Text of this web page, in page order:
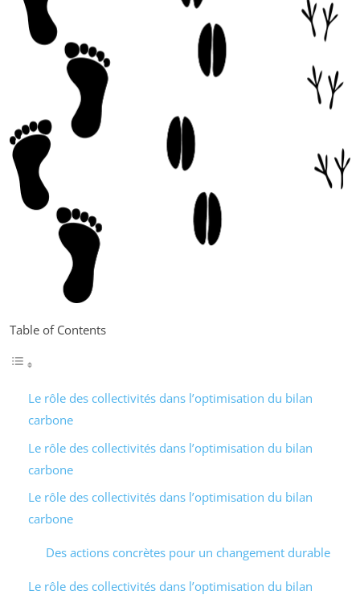
Table of Contents
Le rôle des collectivités dans l’optimisation du bilan
carbone
Le rôle des collectivités dans l’optimisation du bilan
carbone
Le rôle des collectivités dans l’optimisation du bilan
carbone
Des actions concrètes pour un changement durable
Le rôle des collectivités dans l’optimisation du bilan